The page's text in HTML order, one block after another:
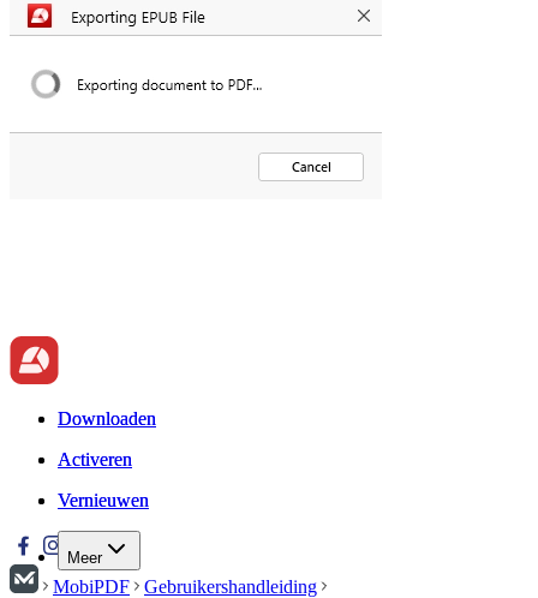
Downloaden
Activeren
Vernieuwen
Meer
Downloaden
Activeren
Vernieuwen
MobiPDF
Gebruikershandleiding